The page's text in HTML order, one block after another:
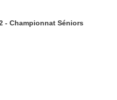
- Championnat Séniors